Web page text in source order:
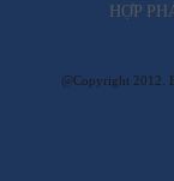
HỢP
@Copyright 2012.